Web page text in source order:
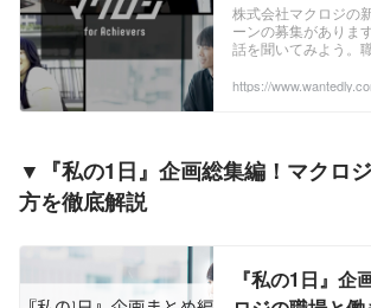
株式会社マクロジの
ーンの募集がありま
話を聞いてみよう。
きます。募集では「
https://
▼『私の1日』企画総集編！マクロ
方を徹底解説
『私の1日』企